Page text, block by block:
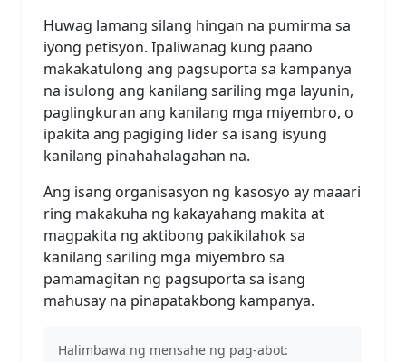
Huwag lamang silang hingan na pumirma sa
iyong petisyon. Ipaliwanag kung paano
makakatulong ang pagsuporta sa kampanya
na isulong ang kanilang sariling mga layunin,
paglingkuran ang kanilang mga miyembro, o
ipakita ang pagiging lider sa isang isyung
kanilang pinahahalagahan na.
Ang isang organisasyon ng kasosyo ay maaari
ring makakuha ng kakayahang makita at
magpakita ng aktibong pakikilahok sa
kanilang sariling mga miyembro sa
pamamagitan ng pagsuporta sa isang
mahusay na pinapatakbong kampanya.
Halimbawa ng mensahe ng pag-abot: